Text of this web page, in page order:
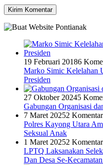
19 Februari 20186
Marko Simic Kelelahan
Presiden
27 Oktober 20245
Gabungan Organisasi
7 Maret 20252 Komentar
Polres Kayong Utara
Seksual Anak
1 Maret 20252 Komentar
LPTQ Laksanakan
Dan Desa Se-